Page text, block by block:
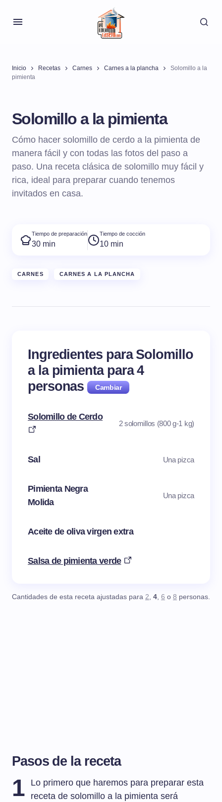
Inicio Recetas Carnes Carnes a la plancha
Solomillo a la
pimienta
Solomillo a la pimienta
Cómo hacer solomillo de cerdo a la pimienta de
manera fácil y con todas las fotos del paso a
paso. Una receta clásica de solomillo muy fácil y
rica, ideal para preparar cuando tenemos
invitados en casa.
Tiempo de preparación
30 min
Tiempo de cocción
10 min
CARNES CARNES A LA PLANCHA
Ingredientes para Solomillo
a la pimienta para4
personas
Solomillo de Cerdo
2 solomillos (800 g-1 kg)
Sal Una pizca
Pimienta Negra
Molida
Una pizca
Aceite de oliva virgen extra
Salsa de pimienta verde
Cantidades de esta receta ajustadas para 2, 4, 6 o 8 personas.
Pasos de la receta
1
Lo primero que haremos para preparar esta
receta de solomillo a la pimienta será